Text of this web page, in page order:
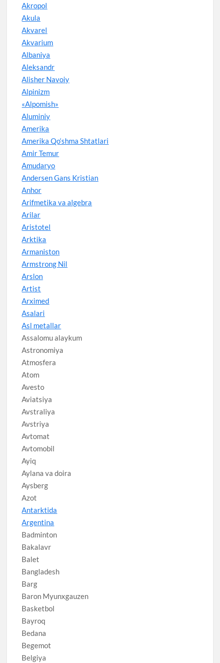
Akropol
Akula
Akvarel
Akvarium
Albaniya
Aleksandr
Alisher Navoiy
Alpinizm
«Alpomish»
Aluminiy
Amerika
Amerika Qo‘shma Shtatlari
Amir Temur
Amudaryo
Andersen Gans Kristian
Anhor
Arifmetika va algebra
Arilar
Aristotel
Arktika
Armaniston
Armstrong Nil
Arslon
Artist
Arximed
Asalari
Asl metallar
Assalomu alaykum
Astronomiya
Atmosfera
Atom
Avesto
Aviatsiya
Avstraliya
Avstriya
Avtomat
Avtomobil
Ayiq
Aylana va doira
Aysberg
Azot
Antarktida
Argentina
Badminton
Bakalavr
Balet
Bangladesh
Barg
Baron Myunxgauzen
Basketbol
Bayroq
Bedana
Begemot
Belgiya